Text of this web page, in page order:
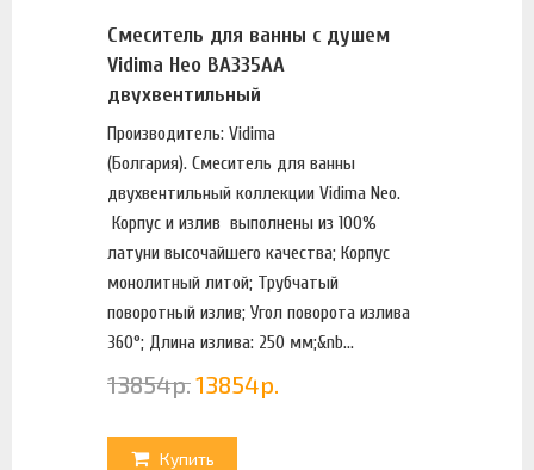
Смеситель для ванны с душем
Vidima Нео BA335AA
двухвентильный
Производитель: Vidima
(Болгария). Смеситель для ванны
двухвентильный коллекции Vidima Neo.
Корпус и излив выполнены из 100%
латуни высочайшего качества; Корпус
монолитный литой; Трубчатый
поворотный излив; Угол поворота излива
360°; Длина излива: 250 мм;&nb...
13854р.13854р.
Купить